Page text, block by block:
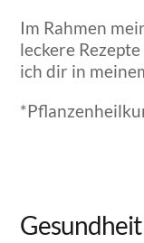
Im Rahmen
leckere
ich dir in